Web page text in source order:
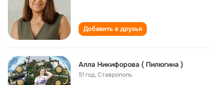
Добавить в друзья
Алла Никифорова ( Пилюгина )
51 год,Ставрополь